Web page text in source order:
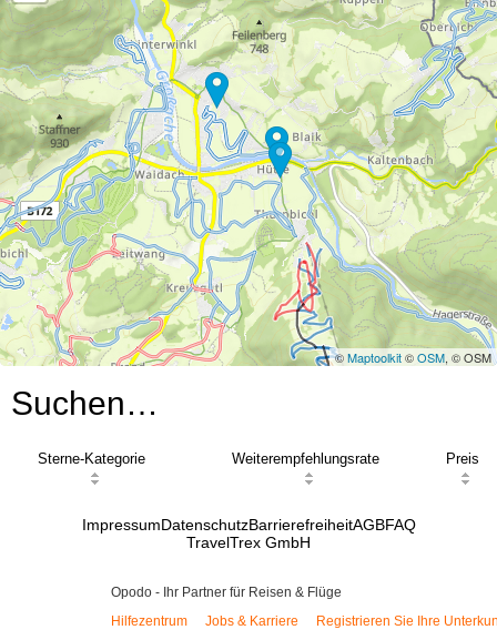
©Maptoolkit©OSM, © OSM
Suchen…
Sterne-Kategorie Weiterempfehlungsrate Preis
ImpressumDatenschutzBarrierefreiheitAGBFAQ
TravelTrex GmbH